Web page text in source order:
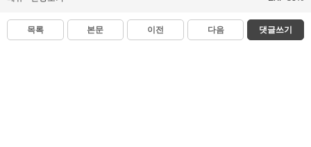
목록 본문 이전 다음 댓글쓰기